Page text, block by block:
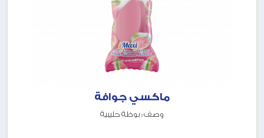
ماكسي جوافة
وصف : بوظة حليبية